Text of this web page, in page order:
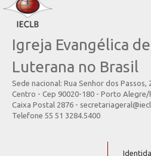
Igreja Evangélica
Luterana no Brasil
Sede nacional: Rua Senhor dos Passos,
Centro - Cep 90020-180 - Porto Alegre/
Caixa Postal 2876 -
Telefone 55 51 3284.5400